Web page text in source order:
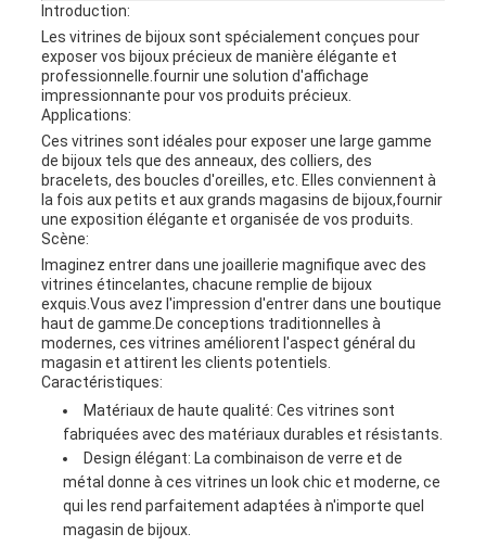
Introduction:
Les vitrines de bijoux sont spécialement conçues pour
exposer vos bijoux précieux de manière élégante et
professionnelle.fournir une solution d'affichage
impressionnante pour vos produits précieux.
Applications:
Ces vitrines sont idéales pour exposer une large gamme
de bijoux tels que des anneaux, des colliers, des
bracelets, des boucles d'oreilles, etc. Elles conviennent à
la fois aux petits et aux grands magasins de bijoux,fournir
une exposition élégante et organisée de vos produits.
Scène:
Imaginez entrer dans une joaillerie magnifique avec des
vitrines étincelantes, chacune remplie de bijoux
exquis.Vous avez l'impression d'entrer dans une boutique
haut de gamme.De conceptions traditionnelles à
modernes, ces vitrines améliorent l'aspect général du
magasin et attirent les clients potentiels.
Caractéristiques:
Matériaux de haute qualité: Ces vitrines sont
fabriquées avec des matériaux durables et résistants.
Design élégant: La combinaison de verre et de
métal donne à ces vitrines un look chic et moderne, ce
qui les rend parfaitement adaptées à n'importe quel
magasin de bijoux.